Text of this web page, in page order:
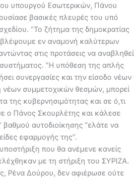
υπουργού Εσωτερικών, Πάνου
βασικές πλευρές του υπό
“Το ζήτημα της δημοκρατίας
εν αναμονή καλύτερων
στις προτάσεις να αναβληθεί
“Η υπόθεση της απλής
συνεργασίες και την είσοδο νέων
νέων συμμετοχικών θεσμών, μπορεί
της κυβερνησιμότητας και σε ό,τι
ο Πάνος Σκουρλέτης και κάλεσε
αυτοδιοίκησης “ελάτε να
εφαρμογής της”.
που θα ανέμενε κανείς
με τη στήριξη του ΣΥΡΙΖΑ.
Ρένα Δούρου, δεν αφιέρωσε ούτε